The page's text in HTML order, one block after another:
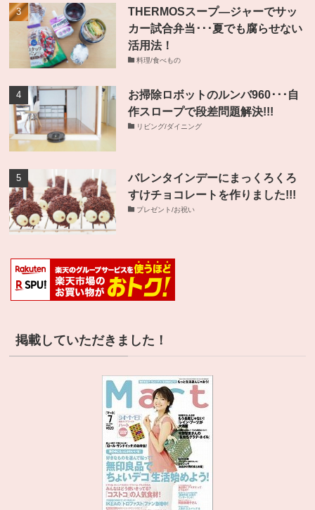
THERMOSスープ―ジャーでサッ
カー試合弁当･･･夏でも腐らせない
活用法！
料理/食べもの
お掃除ロボットのルンバ960･･･自
作スロープで段差問題解決!!!
リビング/ダイニング
バレンタインデーにまっくろくろ
すけチョコレートを作りました!!!
プレゼント/お祝い
掲載していただきました！